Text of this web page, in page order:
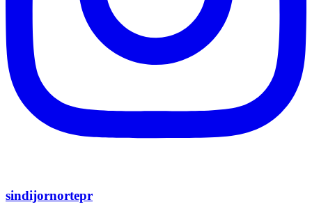
sindijornortepr